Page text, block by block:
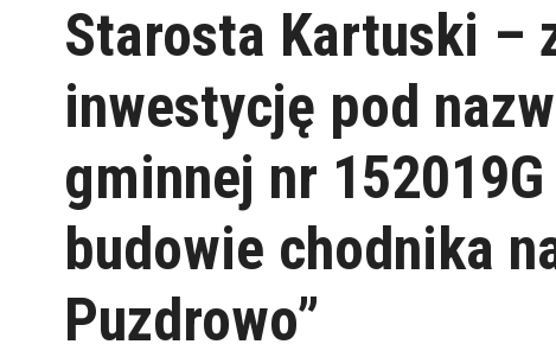
Starosta Kartuski –
inwestycję pod
gminnej nr
budowie chodnika
Puzdrowo”